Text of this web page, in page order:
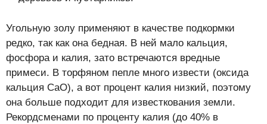
Угольную золу применяют в качестве подкормки
редко, так как она бедная. В ней мало кальция,
фосфора и калия, зато встречаются вредные
примеси. В торфяном пепле много извести (оксида
кальция CaO), а вот процент калия низкий, поэтому
она больше подходит для известкования земли.
Рекордсменами по проценту калия (до 40% в